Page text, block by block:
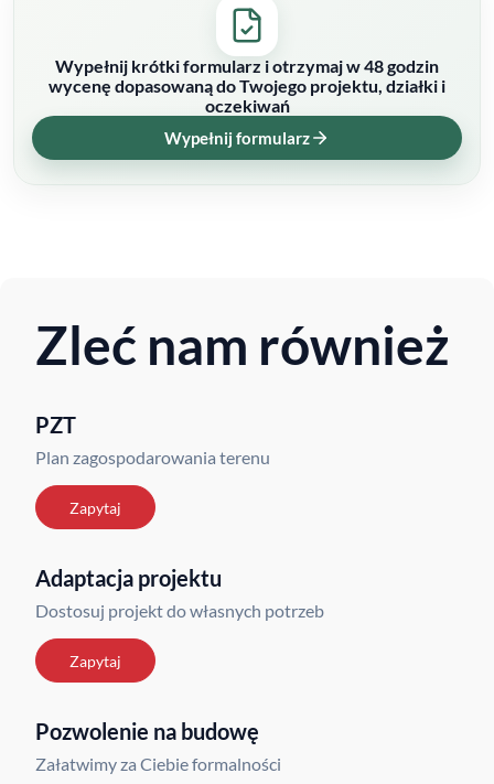
Wypełnij krótki formularz i otrzymaj w 48 godzin
wycenę dopasowaną do Twojego projektu, działki i
oczekiwań
Wypełnij formularz
Zleć nam również
PZT
Plan zagospodarowania terenu
Zapytaj
Adaptacja projektu
Dostosuj projekt do własnych potrzeb
Zapytaj
Pozwolenie na budowę
Załatwimy za Ciebie formalności